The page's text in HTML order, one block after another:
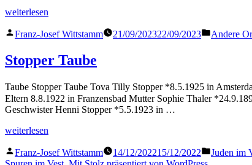
„Möller
weiterlesen
Veröffentlicht
Franz-Josef Wittstamm 21/09/202322/09/2023 Andere
Stopper Taube
Taube Stopper Taube Tova Tilly Stopper *8.5.1925 in
Eltern 8.8.1922 in Franzensbad Mutter Sophie Thaler
Geschwister Henni Stopper *5.5.1923 in …
„Stopper
weiterlesen
Veröffentlicht
von
Franz-Josef Wittstamm 14/12/202215/12/2022 Juden im